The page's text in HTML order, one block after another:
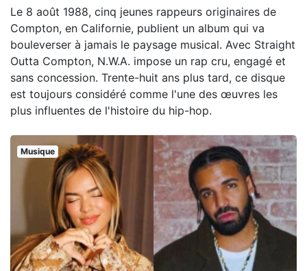
Le 8 août 1988, cinq jeunes rappeurs originaires de
Compton, en Californie, publient un album qui va
bouleverser à jamais le paysage musical. Avec Straight
Outta Compton, N.W.A. impose un rap cru, engagé et
sans concession. Trente-huit ans plus tard, ce disque
est toujours considéré comme l'une des œuvres les
plus influentes de l'histoire du hip-hop.
Musique